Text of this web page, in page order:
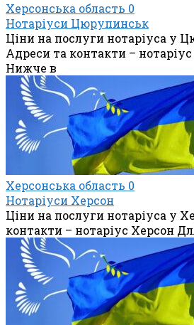
Херсонська область 0
Нотаріуси Цюрупинськ
Ціни на послуги нотаріуса у
Адреси та контакти –
Нижче в
Херсонська область 0
Нотаріуси Херсон
Ціни на послуги нотаріуса у
контакти – нотаріус Херсон